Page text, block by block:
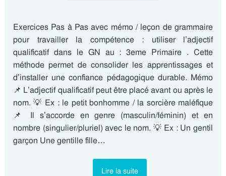
Exercices Pas à Pas avec mémo / leçon de grammaire
pour travailler la compétence : utiliser l’adjectif
qualificatif dans le GN au : 3eme Primaire . Cette
méthode permet de consolider les apprentissages et
d’installer une confiance pédagogique durable. Mémo
📌 L’adjectif qualificatif peut être placé avant ou après le
nom. 💡 Ex : le petit bonhomme / la sorcière maléfique
📌 Il s’accorde en genre (masculin/féminin) et en
nombre (singulier/pluriel) avec le nom. 💡 Ex : Un gentil
garçon Une gentille fille…
Lire la suite